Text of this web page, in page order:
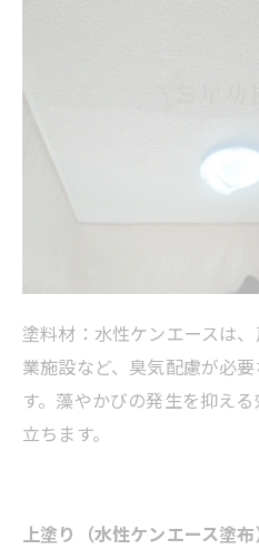
塗料材：水性ケンエースは
業施設など、臭気配慮が必
す。藻やかびの発生を抑え
立ちます。
上塗り（水性ケンエース塗布